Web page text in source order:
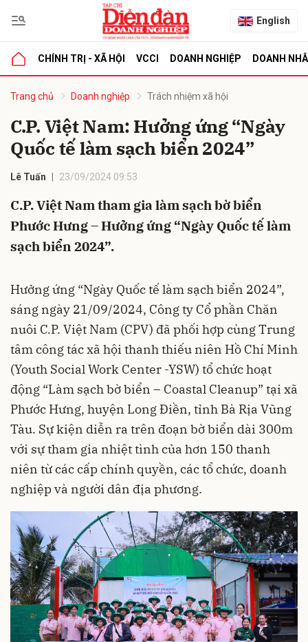
English
CHÍNH TRỊ - XÃ HỘI VCCI DOANH NGHIỆP DOANH
Trang chủ Doanh nghiệp Trách nhiệm xã hội
C.P. Việt Nam: Hưởng ứng “Ngày
Quốc tế làm sạch biển 2024”
Lê Tuấn 23/09/2024 09:53
C.P. Việt Nam tham gia làm sạch bờ biển
Phước Hưng – Hưởng ứng “Ngày Quốc tế làm
sạch biển 2024”.
Hưởng ứng “Ngày Quốc tế làm sạch biển 2024”,
sáng ngày 21/09/2024, Công ty Cổ phần Chăn
nuôi C.P. Việt Nam (CPV) đã phối hợp cùng Trung
tâm công tác xã hội thanh thiếu niên Hồ Chí Minh
(Youth Social Work Center -YSW) tổ chức hoạt
động “Làm sạch bờ biển – Coastal Cleanup” tại xã
Phước Hưng, huyện Long Điền, tỉnh Bà Rịa Vũng
Tàu. Sự kiện diễn ra trên đoạn bờ biển dài 300m
với sự tham gia nhiệt tình của hơn 150 thanh
niên từ các cấp chính quyền, các tổ chức, doanh
nghiệp và người dân địa phương.
luận
Hủy